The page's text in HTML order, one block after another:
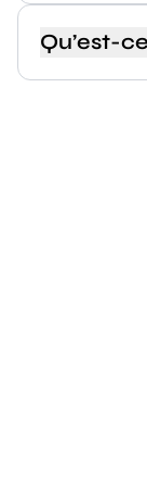
Qu’est-